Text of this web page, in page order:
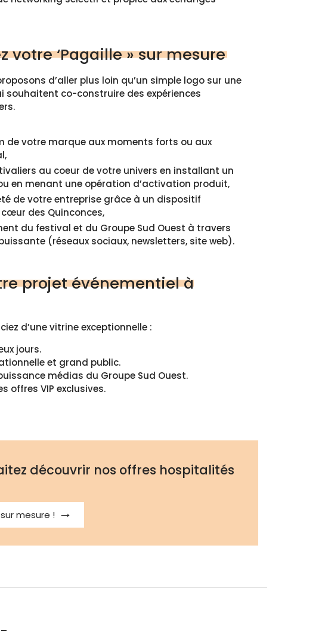
votre ‘Pagaille » sur mesure
d’aller plus loin qu’un simple logo sur une
souhaitent co-construire des expériences
de votre marque aux moments forts ou aux
au coeur de votre univers en installant un
en menant une opération d’activation produit,
de votre entreprise grâce à un dispositif
des Quinconces,
du festival et du Groupe Sud Ouest à travers
(réseaux sociaux, newsletters, site web).
projet événementiel à
d’une vitrine exceptionnelle :
jours.
et grand public.
médias du Groupe Sud Ouest.
offres VIP exclusives.
découvrir nos offres hospitalités
mesure !